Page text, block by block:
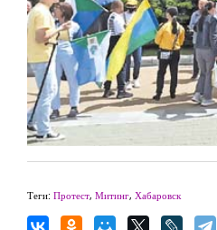
Теги: Протест, Митинг, Хабаровск